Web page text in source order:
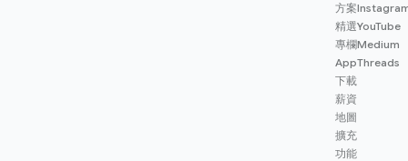
方案
精選
專欄
App
下載
薪資
地圖
擴充
功能
YouTube
Medium
Threads